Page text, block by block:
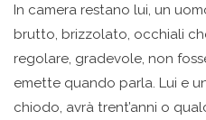
In camera restano lui, un
brutto, brizzolato, occhiali
regolare, gradevole, non
emette quando parla. Lui e
chiodo, avrà trent’anni o